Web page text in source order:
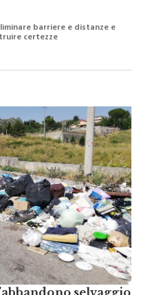
barriere e distanze e
certezze